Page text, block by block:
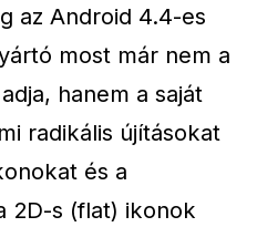
az Android 4.4-es
most már nem a
hanem a saját
radikális újításokat
és a
2D-s (flat) ikonok